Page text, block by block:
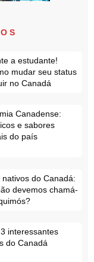
a estudante!
mudar seu status
no Canadá
Canadense:
e sabores
do país
nativos do Canadá:
devemos chamá-
interessantes
do Canadá